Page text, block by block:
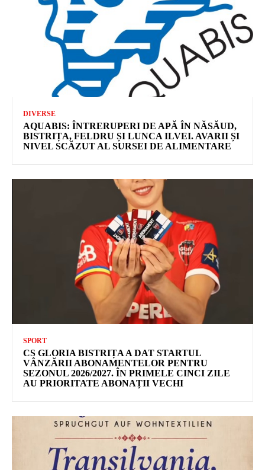
DIVERSE
AQUABIS: ÎNTRERUPERI DE APĂ ÎN NĂSĂUD,
BISTRIȚA, FELDRU ȘI LUNCA ILVEI. AVARII ȘI
NIVEL SCĂZUT AL SURSEI DE ALIMENTARE
SPORT
CS GLORIA BISTRIȚA A DAT STARTUL
VÂNZĂRII ABONAMENTELOR PENTRU
SEZONUL 2026/2027. ÎN PRIMELE CINCI ZILE
AU PRIORITATE ABONAȚII VECHI